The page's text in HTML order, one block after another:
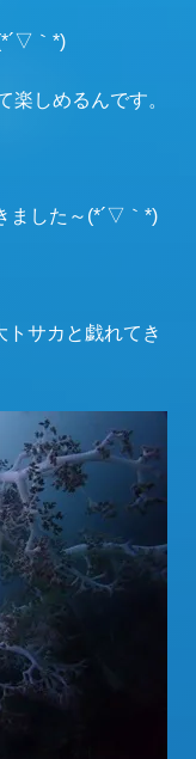
｀*)
楽しめるんです。
ました～(*´▽｀*)
サカと戯れてき